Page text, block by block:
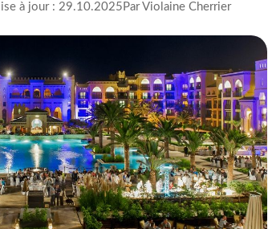
à jour : 29.10.2025 Par Violaine Cherrier